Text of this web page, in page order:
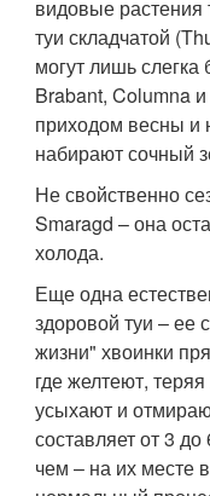
видовые растения
туи складчатой
могут лишь слегка
Brabant, Columna
приходом весны и
набирают сочный
Не свойственно
Smaragd – она
холода.
Еще одна
здоровой туи – ее
жизни" хвоинки
где желтеют,
усыхают и
составляет от 3
чем – на их месте